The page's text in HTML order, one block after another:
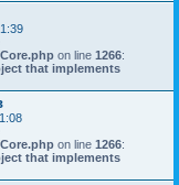
on line 1266:
that implements
on line 1266:
that implements